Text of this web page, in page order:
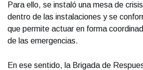
Para ello, se instaló una mesa de
dentro de las instalaciones y se
que permite actuar en forma
de las emergencias.
En ese sentido, la Brigada de